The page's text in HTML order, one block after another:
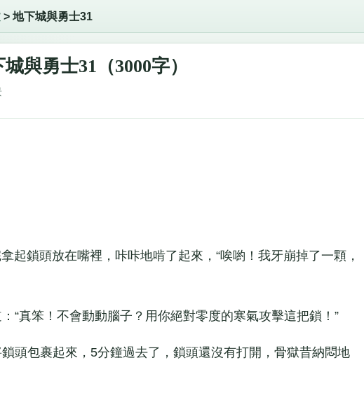
> 地下城與勇士31
與勇士31（3000字）
鎖頭放在嘴裡，咔咔地啃了起來，“唉喲！我牙崩掉了一顆，
真笨！不會動動腦子？用你絕對零度的寒氣攻擊這把鎖！”
包裹起來，5分鐘過去了，鎖頭還沒有打開，骨獄昔納悶地